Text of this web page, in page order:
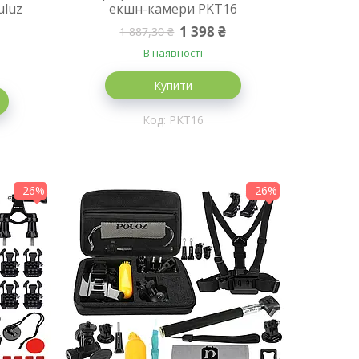
екшн-камери PKT16
1 887,30 ₴ 1 398 ₴
В наявності
Купити
PKT16
–26% –26%